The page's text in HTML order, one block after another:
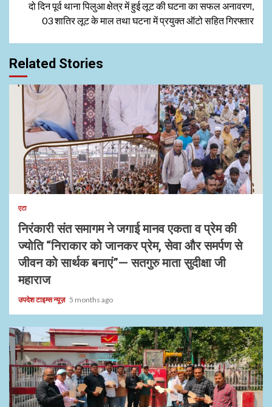
दो दिन पूर्व थाना पिलुआ क्षेत्र में हुई लूट की घटना का सफल अनावरण,
03 शातिर लूट के माल तथा घटना में प्रयुक्त ऑटो सहित गिरफ्तार
Related Stories
1 min read
एटा
निरंकारी संत समागम ने जगाई मानव एकता व प्रेम की
ज्योति “निराकार को जानकर प्रेम, सेवा और समर्पण से
जीवन को सार्थक बनाएं”— सतगुरु माता सुदीक्षा जी
महाराज
उपदेश टाइम्स न्यूज़ 5 months ago